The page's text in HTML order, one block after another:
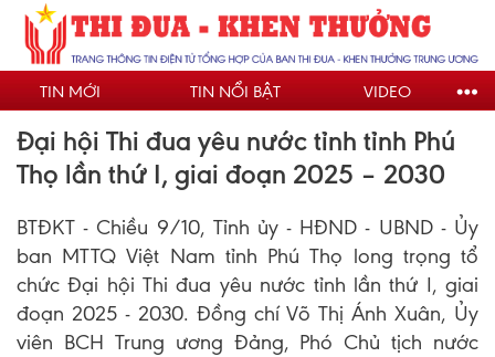
Nhảy
đến
nội
dungTIN MỚI TIN NỔI BẬT VIDEO
Đại hội Thi đua yêu nước tỉnh tỉnh Phú
Thọ lần thứ I, giai đoạn 2025 – 2030
BTĐKT - Chiều 9/10, Tỉnh ủy - HĐND - UBND - Ủy
ban MTTQ Việt Nam tỉnh Phú Thọ long trọng tổ
chức Đại hội Thi đua yêu nước tỉnh lần thứ I, giai
đoạn 2025 - 2030. Đồng chí Võ Thị Ánh Xuân, Ủy
viên BCH Trung ương Đảng, Phó Chủ tịch nước